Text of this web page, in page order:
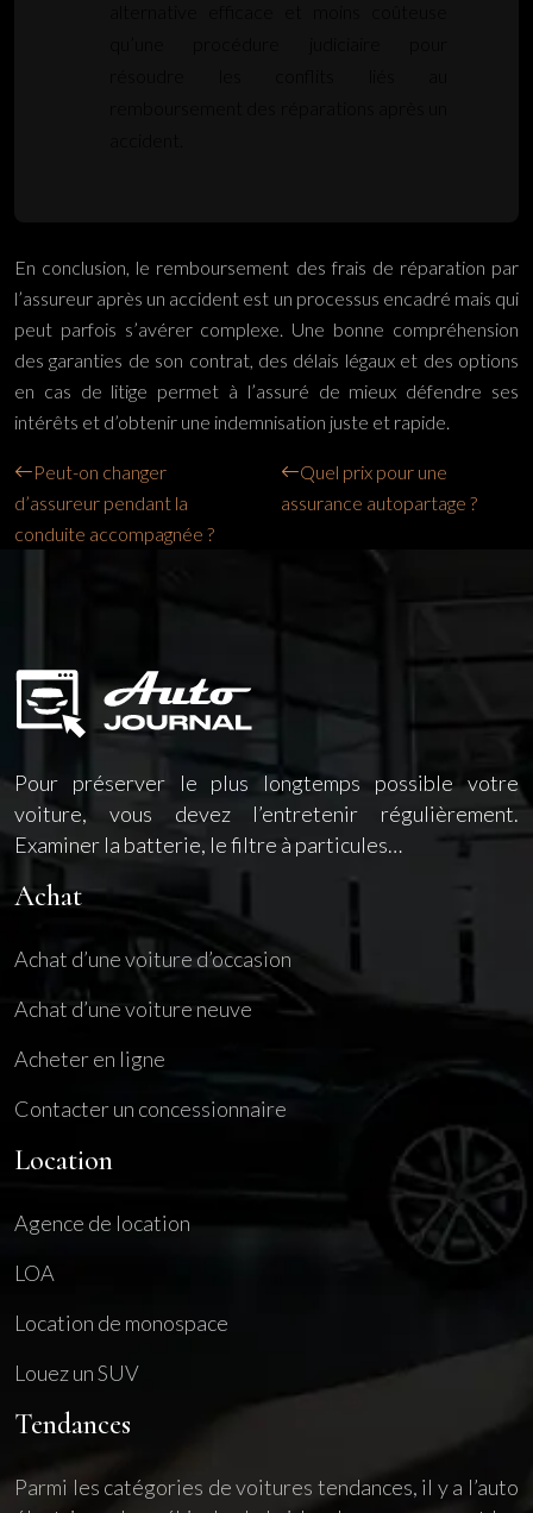
En conclusion, le remboursement des frais de réparation par
l’assureur après un accident est un processus encadré mais qui
peut parfois s’avérer complexe. Une bonne compréhension
des garanties de son contrat, des délais légaux et des options
en cas de litige permet à l’assuré de mieux défendre ses
intérêts et d’obtenir une indemnisation juste et rapide.
Peut-on changer
d’assureur pendant la
conduite accompagnée ?
Quel prix pour une
assurance autopartage ?
Pour préserver le plus longtemps possible votre
voiture, vous devez l’entretenir régulièrement.
Examiner la batterie, le filtre à particules…
Achat
Achat d’une voiture d’occasion
Achat d’une voiture neuve
Acheter en ligne
Contacter un concessionnaire
Location
Agence de location
LOA
Location de monospace
Louez un SUV
Tendances
Parmi les catégories de voitures tendances, il y a l’auto